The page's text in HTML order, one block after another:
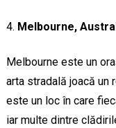
Melbourne,
Melbourne este un
arta stradală joacă un
este un loc în care
iar multe dintre